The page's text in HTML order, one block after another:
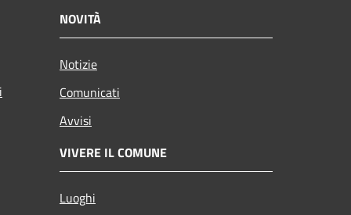
NOVITÀ
Notizie
Comunicati
Avvisi
VIVERE IL COMUNE
Luoghi